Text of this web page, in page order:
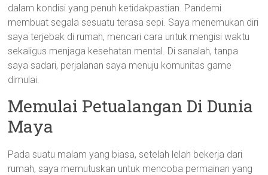
dalam kondisi yang penuh ketidakpastian. Pandemi
membuat segala sesuatu terasa sepi. Saya menemukan diri
saya terjebak di rumah, mencari cara untuk mengisi waktu
sekaligus menjaga kesehatan mental. Di sanalah, tanpa
saya sadari, perjalanan saya menuju komunitas game
dimulai.
Memulai Petualangan Di Dunia
Maya
Pada suatu malam yang biasa, setelah lelah bekerja dari
rumah, saya memutuskan untuk mencoba permainan yang